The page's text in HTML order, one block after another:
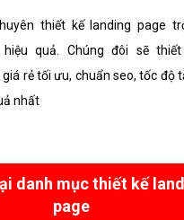
thiết kế landing page
hiệu quả. Chúng đôi sẽ
rẻ tối ưu, chuẩn seo, tốc độ
nhất
danh mục thiết kế
page